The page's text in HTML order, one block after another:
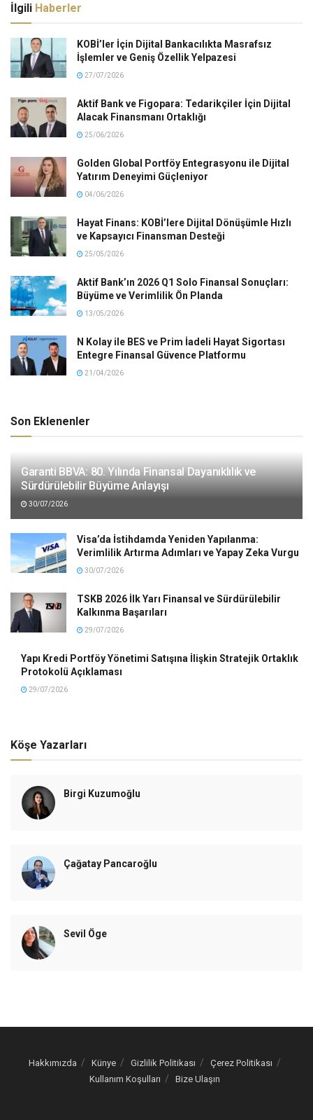
İlgili Haberler
KOBİ’ler İçin Dijital Bankacılıkta Masrafsız
İşlemler ve Geniş Özellik Yelpazesi
27/07/2026
Aktif Bank ve Figopara: Tedarikçiler İçin Dijital
Alacak Finansmanı Ortaklığı
25/06/2026
Golden Global Portföy Entegrasyonu ile Dijital
Yatırım Deneyimi Güçleniyor
04/06/2026
Hayat Finans: KOBİ’lere Dijital Dönüşümle Hızlı
ve Kapsayıcı Finansman Desteği
25/05/2026
Aktif Bank’ın 2026 Q1 Solo Finansal Sonuçları:
Büyüme ve Verimlilik Ön Planda
13/05/2026
N Kolay ile BES ve Prim İadeli Hayat Sigortası
Entegre Finansal Güvence Platformu
21/04/2026
Son Eklenenler
Garanti BBVA: 80. Yılında Finansal Dayanıklılık ve
Sürdürülebilir Büyüme Anlayışı
30/07/2026
Visa’da İstihdamda Yeniden Yapılanma:
Verimlilik Artırma Adımları ve Yapay Zeka Vurgu
30/07/2026
TSKB 2026 İlk Yarı Finansal ve Sürdürülebilir
Kalkınma Başarıları
29/07/2026
Yapı Kredi Portföy Yönetimi Satışına İlişkin Stratejik Ortaklık
Protokolü Açıklaması
29/07/2026
Köşe Yazarları
Birgi Kuzumoğlu
Çağatay Pancaroğlu
Sevil Öge
Hakkımızda Künye Gizlilik Politikası
Çerez Politikası
Kullanım Koşulları
Bize Ulaşın